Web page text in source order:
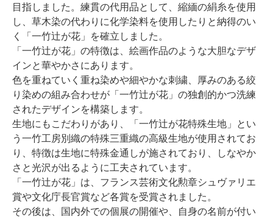
目指しました。練貫の代用品として、縮緬の絹糸を使用
し、草木染の代わりに化学染料を使用したりと納得のい
く「一竹辻が花」を確立しました。
「一竹辻が花」の特徴は、絵画作品のような大胆なデザ
インと華やかさにあります。
色を重ねていく重ね染めや細やかな刺繍、厚みのある絞
り染めの組み合わせが「一竹辻が花」の独創的かつ洗練
されたデザインを構築します。
生地にもこだわりがあり、「一竹辻が花特殊生地」とい
う一竹工房別織の特殊三重織の高級生地が使用されてお
り、特徴は生地に特殊金通しが施されており、しなやか
さと光沢が出るように工夫されています。
「一竹辻が花」は、フランス芸術文化勲章シュヴァリエ
賞や文化庁長官賞など各賞を受賞されました。
その後は、国内外での個展の開催や、自身の名前が付い